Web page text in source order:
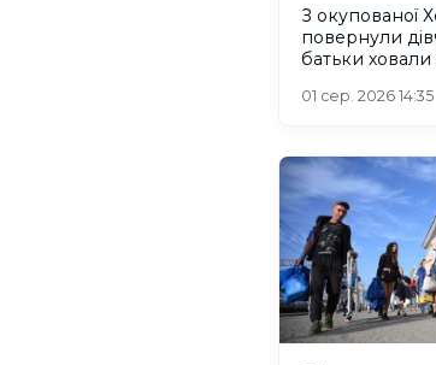
З окупованої
повернули
батьки ховали
01 сер. 2026 14:35